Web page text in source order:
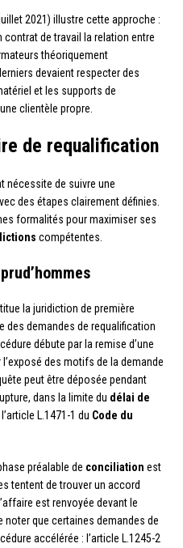
2021) illustre cette approche :
contrat de travail la relation entre
théoriquement
devaient respecter des
et les supports de
clientèle propre.
de requalification
nécessite de suivre une
des étapes clairement définies.
formalités pour maximiser ses
compétentes.
la juridiction de première
des demandes de requalification
débute par la remise d’une
des motifs de la demande
peut être déposée pendant
dans la limite du délai de
L.1471-1 du Code du
préalable de conciliation est
tentent de trouver un accord
est renvoyée devant le
noter que certaines demandes de
accélérée : l’article L.1245-2